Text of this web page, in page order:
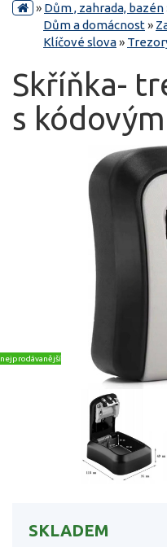
» Dům , zahrada, bazén
Dům a domácnost»
Klíčové slova»
Skříňka-
s
nejprodávanější
SKLADEM